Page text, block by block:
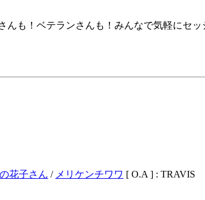
も！ベテランさんも！みんなで気軽にセ
花子さん / メリケンチワワ [ O.A ] : TRAVIS